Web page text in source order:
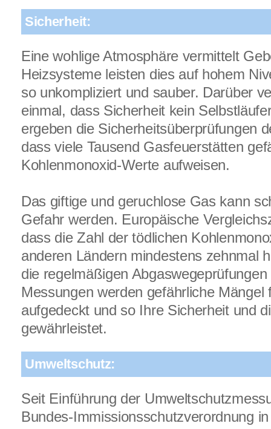
Sicherheit:
Eine wohlige Atmosphäre vermittelt
Heizsysteme leisten dies auf hohem
so unkompliziert und sauber. Darüber
einmal, dass Sicherheit kein
ergeben die Sicherheitsüberprüfungen
dass viele Tausend Gasfeuerstätten
Kohlenmonoxid-Werte aufweisen.
Das giftige und geruchlose Gas kann
Gefahr werden. Europäische
dass die Zahl der tödlichen
anderen Ländern mindestens zehnmal
die regelmäßigen
Messungen werden gefährliche Mängel
aufgedeckt und so Ihre Sicherheit und
gewährleistet.
Umweltschutz:
Seit Einführung der
Bundes-Immissionsschutzverordnung